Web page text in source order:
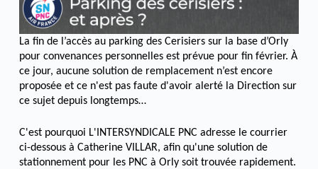
La fin de l’accès au parking des Cerisiers sur la base d’Orly
pour convenances personnelles est prévue pour fin février. À
ce jour, aucune solution de remplacement n’est encore
proposée et ce n'est pas faute d'avoir alerté la Direction sur
ce sujet depuis longtemps…
C'est pourquoi L'INTERSYNDICALE PNC adresse le courrier
ci-dessous à Catherine VILLAR, afin qu'une solution de
stationnement pour les PNC à Orly soit trouvée rapidement.